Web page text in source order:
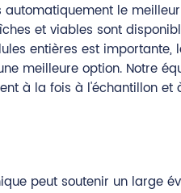
automatiquement le
et viables sont
entières est importante,
meilleure option. Notre
à la fois à l'échantillon et
peut soutenir un large